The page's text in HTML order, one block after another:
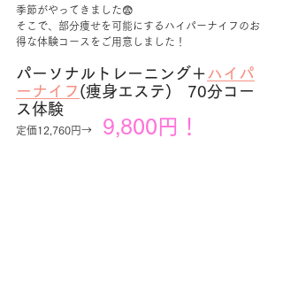
季節がやってきました😨
そこで、部分痩せを可能にするハイパーナイフのお
得な体験コースをご用意しました！
パーソナルトレーニング＋ハイパ
ーナイフ (痩身エステ)　70分コー
ス体験
定価12,760円→ 9,800円！